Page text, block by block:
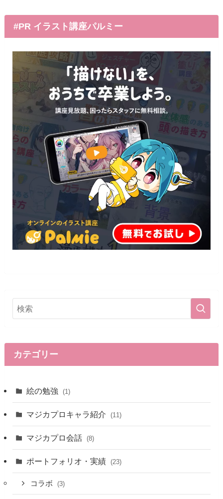
#PR イラスト講座パルミー
カテゴリー
絵の勉強 (1)
マジカプロキャラ紹介 (11)
マジカプロ会話 (8)
ポートフォリオ・実績 (23)
コラボ (3)